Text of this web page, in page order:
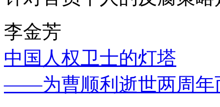
李金芳
中国人权卫士的灯塔
——为曹顺利逝世两周年